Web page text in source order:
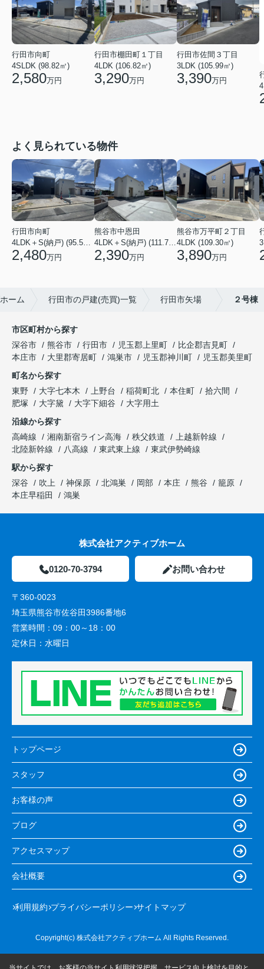
行田市向町
4SLDK (98.82㎡)
2,580万円
行田市棚田町１丁目
4LDK (106.82㎡)
3,290万円
行田市佐間３丁目
3LDK (105.99㎡)
3,390万円
よく見られている物件
行田市向町
4LDK＋S(納戸) (95.58㎡)
2,480万円
熊谷市中恩田
4LDK＋S(納戸) (111.78㎡)
2,390万円
熊谷市万平町２丁目
4LDK (109.30㎡)
3,890万円
ーム 行田市の戸建(売買)一覧 行田市矢場 ２号棟
市区町村から探す
深谷市
熊谷市 行田市 児玉郡上里町
比企郡吉見町
本庄市
大里郡寄居町 鴻巣市 児玉郡神川町
児玉郡美里町
町名から探す
東野
大字七本木 上野台 稲荷町北 本住町
拾六間
肥塚
大字黛 大字下細谷
大字用土
沿線から探す
高崎線
湘南新宿ライン高海 秩父鉄道
上越新幹線
北陸新幹線
八高線 東武東上線
東武伊勢崎線
駅から探す
深谷
吹上 神保原 北鴻巣 岡部 本庄 熊谷
籠原
本庄早稲田
鴻巣
株式会社アクティブホーム
0120-70-3794 お問い合わせ
〒360-0023
埼玉県熊谷市佐谷田3986番地6
営業時間： 09：00～18：00
定休日： 水曜日
トップページ
スタッフ
お客様の声
ブログ
アクセスマップ
会社概要
利用規約 プライバシーポリシー サイトマップ
Copyright(c) 株式会社アクティブホーム All Rights Reserved.